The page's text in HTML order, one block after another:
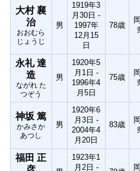
大村 襄
治
おおむら
じょうじ
男
1919年3
月30日 -
1997年
12月15
日
78歳
永礼 達
造
ながれ た
つぞう
男
1920年5
月1日 -
1996年4
月5日
75歳
神坂 篤
かみさか
あつし
男
1920年6
月3日 -
2004年4
月20日
83歳
福田 正
1923年1
月2日 -